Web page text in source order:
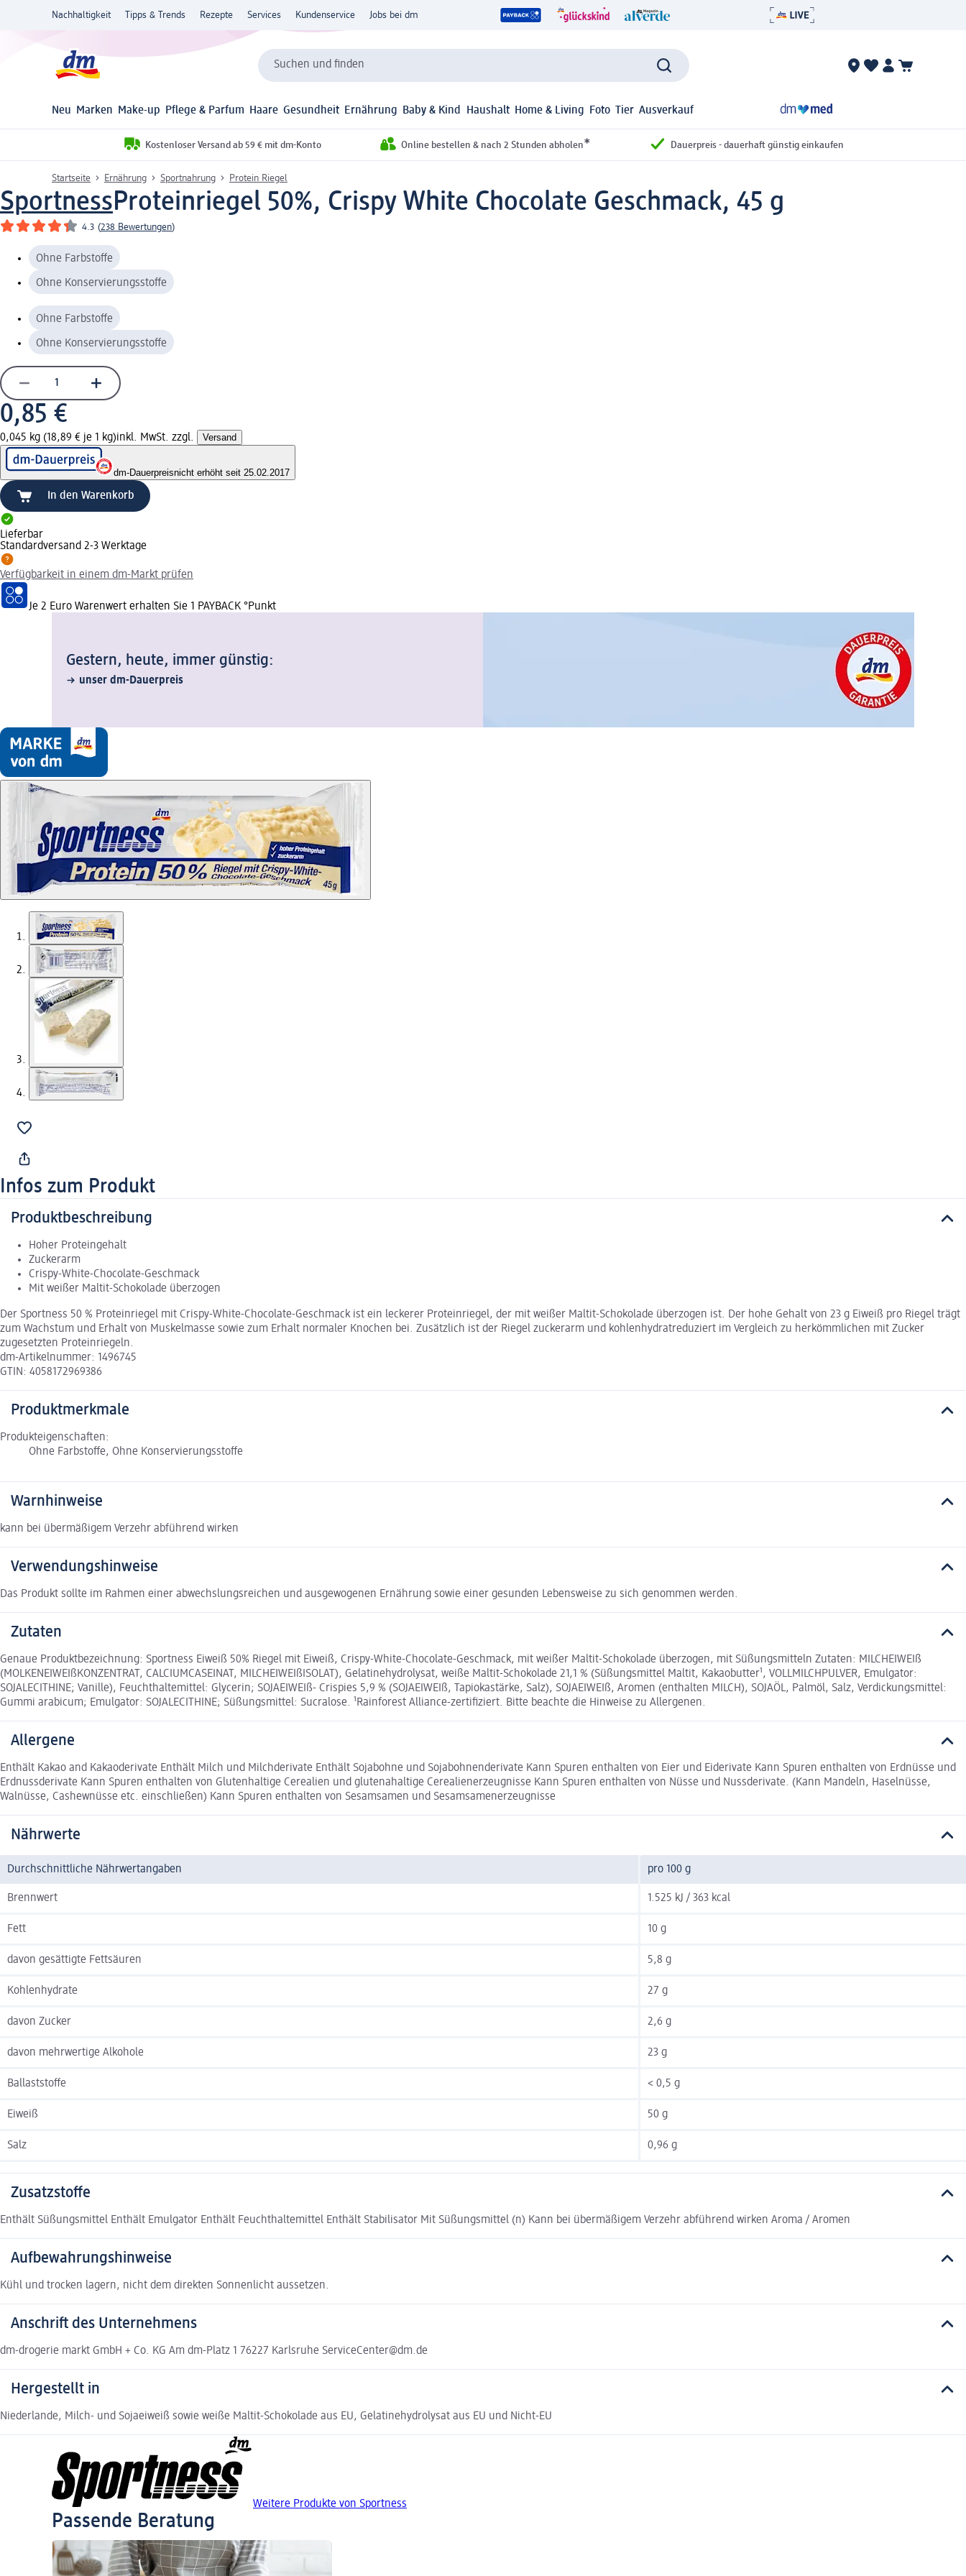
Nachhaltigkeit Tipps & Trends Rezepte Services Kundenservice Jobs bei dm
Suchen und finden
Neu Marken Make-up Pflege & Parfum Haare Gesundheit Ernährung Baby & Kind Haushalt Home & Living Foto Tier Ausverkauf
Kostenloser Versand ab 59 € mit dm-Konto Online bestellen & nach 2 Stunden abholen* Dauerpreis - dauerhaft günstig einkaufen
Startseite Ernährung Sportnahrung Protein Riegel
SportnessProteinriegel 50%, Crispy White Chocolate Geschmack, 45 g
4.3 (238 Bewertungen)
Ohne Farbstoffe
Ohne Konservierungsstoffe
Ohne Farbstoffe
Ohne Konservierungsstoffe
0,85 €
0,045 kg (18,89 € je 1 kg)inkl. MwSt. zzgl. Versand
dm-Dauerpreisnicht erhöht seit 25.02.2017
In den Warenkorb
Lieferbar
Standardversand 2-3 Werktage
Verfügbarkeit in einem dm-Markt prüfen
Je 2 Euro Warenwert erhalten Sie 1 PAYBACK °Punkt
Gestern, heute, immer günstig:
unser dm-Dauerpreis
Infos zum Produkt
Produktbeschreibung
Hoher Proteingehalt
Zuckerarm
Crispy-White-Chocolate-Geschmack
Mit weißer Maltit-Schokolade überzogen
Der Sportness 50 % Proteinriegel mit Crispy-White-Chocolate-Geschmack ist ein leckerer Proteinriegel, der mit weißer Maltit-Schokolade überzogen ist. Der hohe Gehalt von 23 g Eiweiß pro Riegel trägt
zum Wachstum und Erhalt von Muskelmasse sowie zum Erhalt normaler Knochen bei. Zusätzlich ist der Riegel zuckerarm und kohlenhydratreduziert im Vergleich zu herkömmlichen mit Zucker
zugesetzten Proteinriegeln.
dm-Artikelnummer: 1496745
GTIN: 4058172969386
Produktmerkmale
Produkteigenschaften:
Ohne Farbstoffe, Ohne Konservierungsstoffe
Warnhinweise
kann bei übermäßigem Verzehr abführend wirken
Verwendungshinweise
Das Produkt sollte im Rahmen einer abwechslungsreichen und ausgewogenen Ernährung sowie einer gesunden Lebensweise zu sich genommen werden.
Zutaten
Genaue Produktbezeichnung: Sportness Eiweiß 50% Riegel mit Eiweiß, Crispy-White-Chocolate-Geschmack, mit weißer Maltit-Schokolade überzogen, mit Süßungsmitteln Zutaten: MILCHEIWEIß
(MOLKENEIWEIßKONZENTRAT, CALCIUMCASEINAT, MILCHEIWEIßISOLAT), Gelatinehydrolysat, weiße Maltit-Schokolade 21,1 % (Süßungsmittel Maltit, Kakaobutter¹, VOLLMILCHPULVER, Emulgator:
SOJALECITHINE; Vanille), Feuchthaltemittel: Glycerin; SOJAEIWEIß- Crispies 5,9 % (SOJAEIWEIß, Tapiokastärke, Salz), SOJAEIWEIß, Aromen (enthalten MILCH), SOJAÖL, Palmöl, Salz, Verdickungsmittel:
Gummi arabicum; Emulgator: SOJALECITHINE; Süßungsmittel: Sucralose. ¹Rainforest Alliance-zertifiziert. Bitte beachte die Hinweise zu Allergenen.
Allergene
Enthält Kakao and Kakaoderivate Enthält Milch und Milchderivate Enthält Sojabohne und Sojabohnenderivate Kann Spuren enthalten von Eier und Eiderivate Kann Spuren enthalten von Erdnüsse und
Erdnussderivate Kann Spuren enthalten von Glutenhaltige Cerealien und glutenahaltige Cerealienerzeugnisse Kann Spuren enthalten von Nüsse und Nussderivate. (Kann Mandeln, Haselnüsse,
Walnüsse, Cashewnüsse etc. einschließen) Kann Spuren enthalten von Sesamsamen und Sesamsamenerzeugnisse
Nährwerte
Durchschnittliche Nährwertangaben pro 100 g
Brennwert 1.525 kJ / 363 kcal
Fett 10 g
davon gesättigte Fettsäuren 5,8 g
Kohlenhydrate 27 g
davon Zucker 2,6 g
davon mehrwertige Alkohole 23 g
Ballaststoffe < 0,5 g
Eiweiß 50 g
Salz 0,96 g
Zusatzstoffe
Enthält Süßungsmittel Enthält Emulgator Enthält Feuchthaltemittel Enthält Stabilisator Mit Süßungsmittel (n) Kann bei übermäßigem Verzehr abführend wirken Aroma / Aromen
Aufbewahrungshinweise
Kühl und trocken lagern, nicht dem direkten Sonnenlicht aussetzen.
Anschrift des Unternehmens
dm-drogerie markt GmbH + Co. KG Am dm-Platz 1 76227 Karlsruhe ServiceCenter@dm.de
Hergestellt in
Niederlande, Milch- und Sojaeiweiß sowie weiße Maltit-Schokolade aus EU, Gelatinehydrolysat aus EU und Nicht-EU
Weitere Produkte von Sportness
Passende Beratung